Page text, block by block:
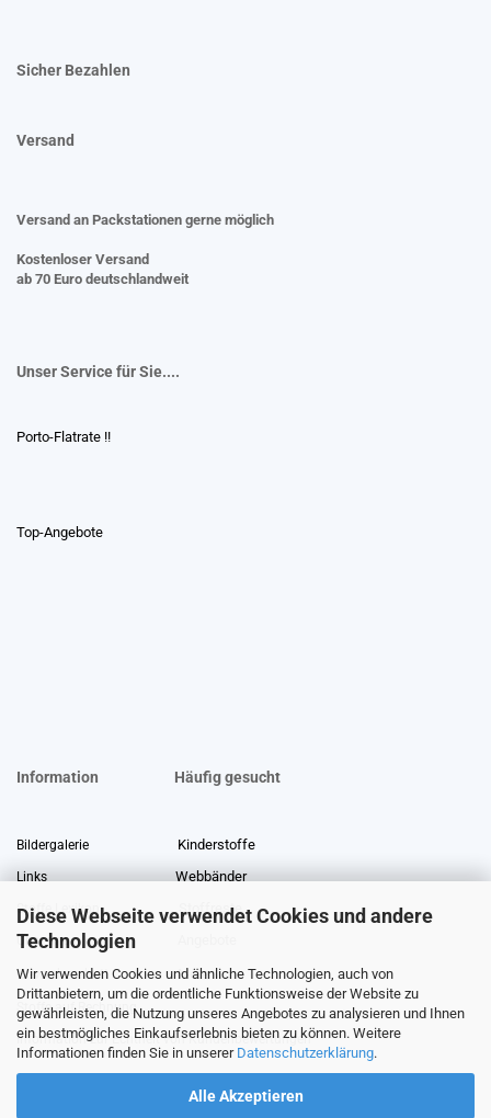
Diese Webseite verwendet Cookies und andere
Technologien
Wir verwenden Cookies und ähnliche Technologien, auch von
Drittanbietern, um die ordentliche Funktionsweise der Website zu
gewährleisten, die Nutzung unseres Angebotes zu analysieren und Ihnen
ein bestmögliches Einkaufserlebnis bieten zu können. Weitere
Informationen finden Sie in unserer Datenschutzerklärung.
Alle Akzeptieren
Sicher Bezahlen
Versand
Versand an Packstationen gerne möglich
Kostenloser Versand
ab 70 Euro deutschlandweit
Unser Service für Sie....
Porto-Flatrate !!
Top-Angebote
Information Häufig gesucht
Bildergalerie Kinderstoffe
Links Webbänder
Stoffe Lexikon Stoffreste
Über uns
Gewerberabatt Meterware
Stoffe auf Rechnung
Information zur Echtheit von Kundenbewertungen